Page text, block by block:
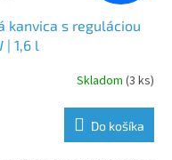
kanvica s reguláciou
1,6 l
Skladom (3 ks)
Do košíka